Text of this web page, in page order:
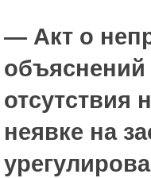
— Акт о
отсутствия
неявке на